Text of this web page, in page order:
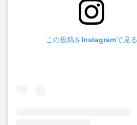
この投稿をInstagramで見る